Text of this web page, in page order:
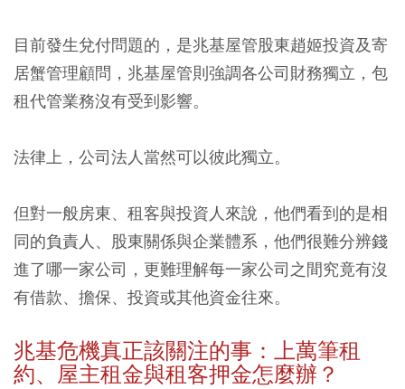
目前發生兌付問題的，是兆基屋管股東趙姬投資及寄
居蟹管理顧問，兆基屋管則強調各公司財務獨立，包
租代管業務沒有受到影響。
法律上，公司法人當然可以彼此獨立。
但對一般房東、租客與投資人來說，他們看到的是相
同的負責人、股東關係與企業體系，他們很難分辨錢
進了哪一家公司，更難理解每一家公司之間究竟有沒
有借款、擔保、投資或其他資金往來。
兆基危機真正該關注的事：上萬筆租
約、屋主租金與租客押金怎麼辦？